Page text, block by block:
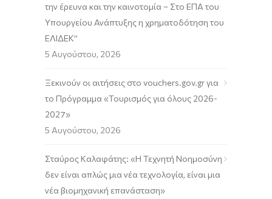
την έρευνα και την καινοτομία – Στο ΕΠΑ του
Υπουργείου Ανάπτυξης η χρηματοδότηση του
ΕΛΙΔΕΚ”
5 Αυγούστου, 2026
Ξεκινούν οι αιτήσεις στο vouchers.gov.gr για
το Πρόγραμμα «Τουρισμός για όλους 2026-
2027»
5 Αυγούστου, 2026
Σταύρος Καλαφάτης: «Η Τεχνητή Νοημοσύνη
δεν είναι απλώς μια νέα τεχνολογία, είναι μια
νέα βιομηχανική επανάσταση»